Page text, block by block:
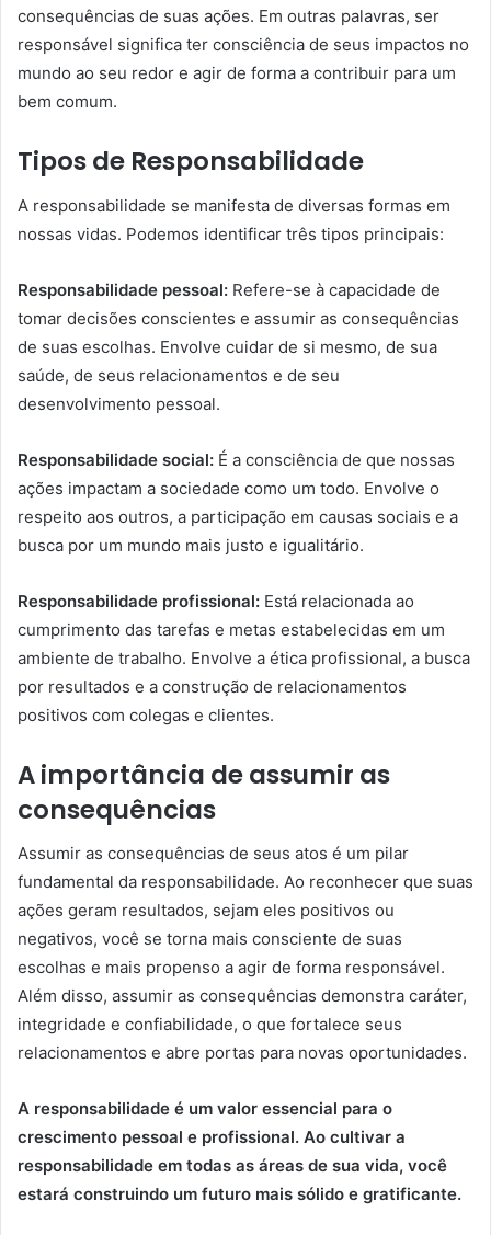
consequências de suas ações. Em outras palavras, ser
responsável significa ter consciência de seus impactos no
mundo ao seu redor e agir de forma a contribuir para um
bem comum.
Tipos de Responsabilidade
A responsabilidade se manifesta de diversas formas em
nossas vidas. Podemos identificar três tipos principais:
Responsabilidade pessoal: Refere-se à capacidade de
tomar decisões conscientes e assumir as consequências
de suas escolhas. Envolve cuidar de si mesmo, de sua
saúde, de seus relacionamentos e de seu
desenvolvimento pessoal.
Responsabilidade social: É a consciência de que nossas
ações impactam a sociedade como um todo. Envolve o
respeito aos outros, a participação em causas sociais e a
busca por um mundo mais justo e igualitário.
Responsabilidade profissional: Está relacionada ao
cumprimento das tarefas e metas estabelecidas em um
ambiente de trabalho. Envolve a ética profissional, a busca
por resultados e a construção de relacionamentos
positivos com colegas e clientes.
A importância de assumir as
consequências
Assumir as consequências de seus atos é um pilar
fundamental da responsabilidade. Ao reconhecer que suas
ações geram resultados, sejam eles positivos ou
negativos, você se torna mais consciente de suas
escolhas e mais propenso a agir de forma responsável.
Além disso, assumir as consequências demonstra caráter,
integridade e confiabilidade, o que fortalece seus
relacionamentos e abre portas para novas oportunidades.
A responsabilidade é um valor essencial para o
crescimento pessoal e profissional. Ao cultivar a
responsabilidade em todas as áreas de sua vida, você
estará construindo um futuro mais sólido e gratificante.